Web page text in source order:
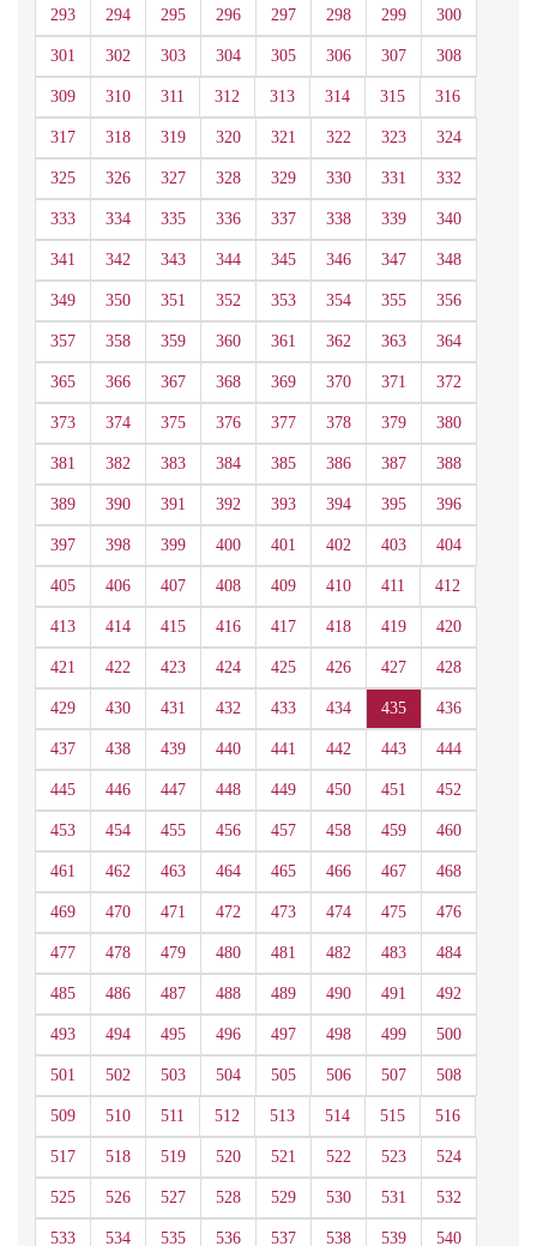
293 294 295 296 297 298 299 300
301 302 303 304 305 306 307 308
309 310 311 312 313 314 315 316
317 318 319 320 321 322 323 324
325 326 327 328 329 330 331 332
333 334 335 336 337 338 339 340
341 342 343 344 345 346 347 348
349 350 351 352 353 354 355 356
357 358 359 360 361 362 363 364
365 366 367 368 369 370 371 372
373 374 375 376 377 378 379 380
381 382 383 384 385 386 387 388
389 390 391 392 393 394 395 396
397 398 399 400 401 402 403 404
405 406 407 408 409 410 411 412
413 414 415 416 417 418 419 420
421 422 423 424 425 426 427 428
429 430 431 432 433 434 435 436
437 438 439 440 441 442 443 444
445 446 447 448 449 450 451 452
453 454 455 456 457 458 459 460
461 462 463 464 465 466 467 468
469 470 471 472 473 474 475 476
477 478 479 480 481 482 483 484
485 486 487 488 489 490 491 492
493 494 495 496 497 498 499 500
501 502 503 504 505 506 507 508
509 510 511 512 513 514 515 516
517 518 519 520 521 522 523 524
525 526 527 528 529 530 531 532
533 534 535 536 537 538 539 540